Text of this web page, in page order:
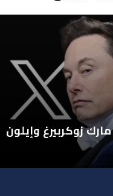
زوكربيرغ وإيلون